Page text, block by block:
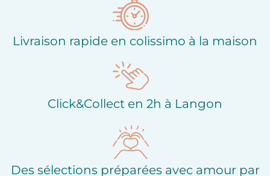
Livraison rapide en colissimo à la maison
Click&Collect en 2h à Langon
Des sélections préparées avec amour par